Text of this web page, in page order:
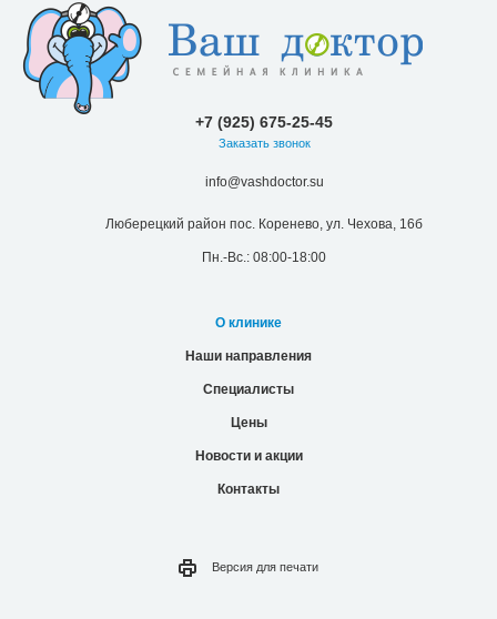
+7 (925) 675-25-45
Заказать звонок
info@vashdoctor.su
Люберецкий район пос. Коренево, ул. Чехова, 16б
Пн.-Вс.: 08:00-18:00
О клинике
Наши направления
Специалисты
Цены
Новости и акции
Контакты
Версия для печати